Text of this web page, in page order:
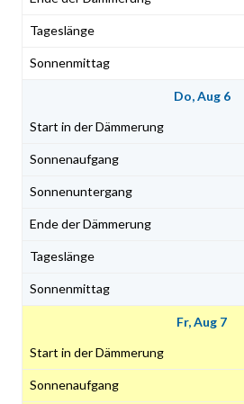
Do, Aug 6
Fr, Aug 7